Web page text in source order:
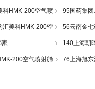
气喷射筛一套
科HMK-200空气喷
95国药集
喷射筛一套
汇美科HMK-200空
56云南金
射筛一套
140上海朝
筛一套
200空气喷射筛
76上海旭